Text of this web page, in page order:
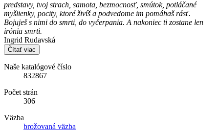
predstavy, tvoj strach, samota, bezmocnosť, smútok, potláčané
myšlienky, pocity, ktoré živíš a podvedome im pomáhaš rásť.
Bojuješ s nimi do smrti, do vyčerpania. A nakoniec ti zostane len
irónia smrti.
Ingrid Rudavská
Čítať viac
Naše katalógové číslo
832867
Počet strán
306
Väzba
brožovaná väzba